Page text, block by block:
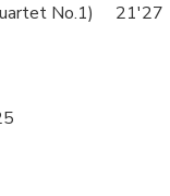
Quartet No.1) 21'27